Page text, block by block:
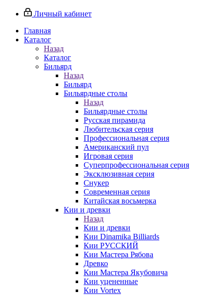
Личный кабинет
Главная
Каталог
Назад
Каталог
Бильярд
Назад
Бильярд
Бильярдные столы
Назад
Бильярдные столы
Русская пирамида
Любительская серия
Профессиональная серия
Американский пул
Игровая серия
Суперпрофессиональная серия
Эксклюзивная серия
Снукер
Современная серия
Китайская восьмерка
Кии и древки
Назад
Кии и древки
Кии Dinamika Billiards
Кии РУССКИЙ
Кии Мастера Рябова
Древко
Кии Мастера Якубовича
Кии уцененные
Кии Vortex